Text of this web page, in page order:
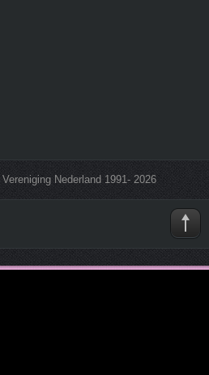
Nederland 1991- 2026